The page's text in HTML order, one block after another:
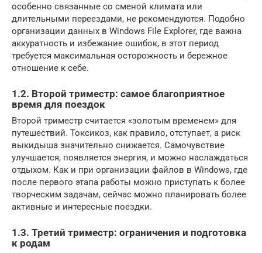
особенно связанные со сменой климата или
длительными переездами, не рекомендуются. Подобно
организации данных в Windows File Explorer, где важна
аккуратность и избежание ошибок, в этот период
требуется максимальная осторожность и бережное
отношение к себе.
1.2. Второй триместр: самое благоприятное
время для поездок
Второй триместр считается «золотым временем» для
путешествий. Токсикоз, как правило, отступает, а риск
выкидыша значительно снижается. Самочувствие
улучшается, появляется энергия, и можно наслаждаться
отдыхом. Как и при организации файлов в Windows, где
после первого этапа работы можно приступать к более
творческим задачам, сейчас можно планировать более
активные и интересные поездки.
1.3. Третий триместр: ограничения и подготовка
к родам